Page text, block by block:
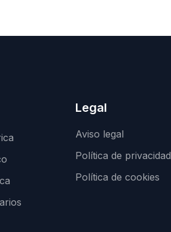
Legal
Aviso legal
Política de privacidad
Política de cookies